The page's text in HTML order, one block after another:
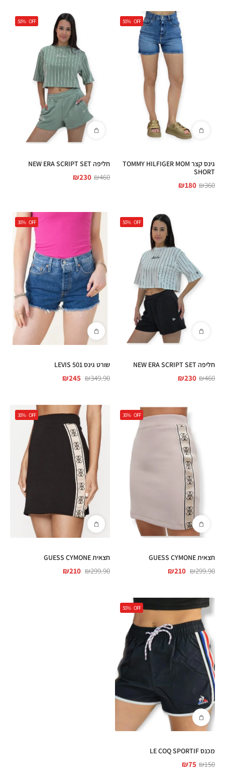
50% OFF
גינס קצר TOMMY HILFIGER MOM
SHORT
₪360
₪180
50% OFF
חליפה NEW ERA SCRIPT SET
₪460
₪230
50% OFF
חליפה NEW ERA SCRIPT SET
₪460
₪230
30% OFF
שורט גינס LEVIS 501
₪349.90
₪245
30% OFF
חצאית GUESS CYMONE
₪299.90
₪210
30% OFF
חצאית GUESS CYMONE
₪299.90
₪210
50% OFF
מכנס LE COQ SPORTIF
₪150
₪75